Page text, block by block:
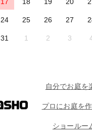
24 25 26 27
31 1 2 3
自分でお庭を
プロにお庭を
ショールー